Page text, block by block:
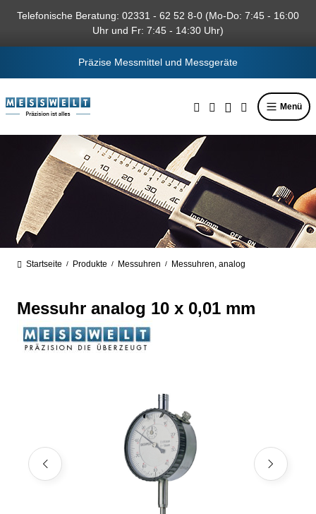
springen
Telefonische Beratung: 02331 - 62 52 8-0 (Mo-Do: 7:45 - 16:00
Uhr und Fr: 7:45 - 14:30 Uhr)
Präzise Messmittel und Messgeräte
Menü
Startseite / Produkte / Messuhren / Messuhren, analog
Messuhr analog 10 x 0,01 mm